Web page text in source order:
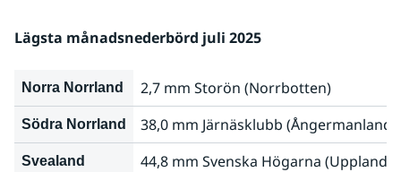
Lägsta månadsnederbörd juli 2025
Norra Norrland 2,7 mm Storön (Norrbotten)
Södra Norrland 38,0 mm Järnäsklubb (Ångermanland)
Svealand 44,8 mm Svenska Högarna (Uppland)